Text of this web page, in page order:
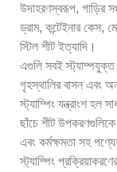
উদাহরণস্বরূপ, গাড়ির
ড্রাম, কন্টেইনার কেস,
স্টিল শীট ইত্যাদি।
এগুলি সবই স্ট্যাম্পযুক্ত
গৃহস্থালির বাসন এবং
স্ট্যাম্পিং যন্ত্রাংশ হল
ছাঁচে শীট
এবং কর্মক্ষমতা সহ
স্ট্যাম্পিং